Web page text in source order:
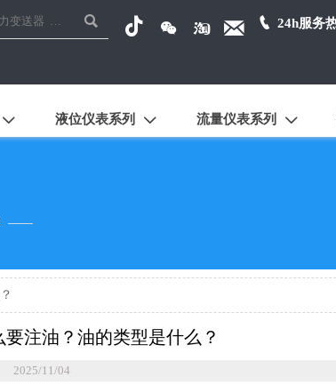
     
 液位仪表系列  流量仪表系列 
——
注油？油的类型是什么？
2025/11/04